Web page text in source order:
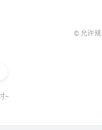
© 允许
~